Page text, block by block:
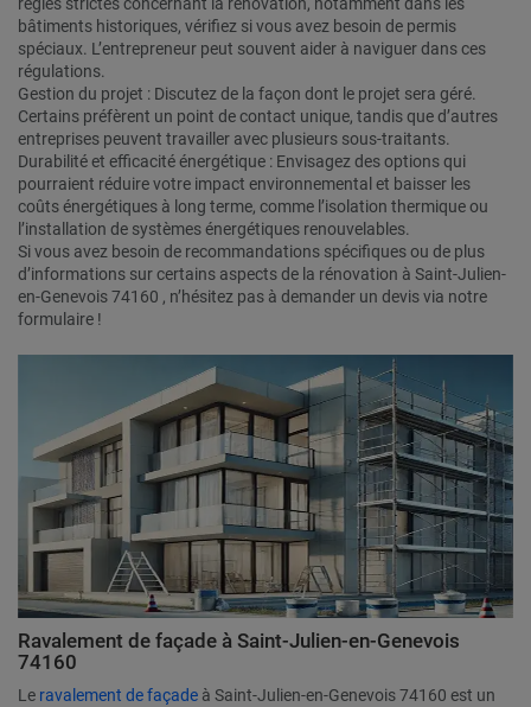
bâtiments historiques, vérifiez si vous avez besoin de permis
spéciaux. L’entrepreneur peut souvent aider à naviguer dans ces
régulations.
Gestion du projet : Discutez de la façon dont le projet sera géré.
Certains préfèrent un point de contact unique, tandis que d’autres
entreprises peuvent travailler avec plusieurs sous-traitants.
Durabilité et efficacité énergétique : Envisagez des options qui
pourraient réduire votre impact environnemental et baisser les
coûts énergétiques à long terme, comme l’isolation thermique ou
l’installation de systèmes énergétiques renouvelables.
Si vous avez besoin de recommandations spécifiques ou de plus
d’informations sur certains aspects de la rénovation à Saint-Julien-
en-Genevois 74160 , n’hésitez pas à demander un devis via notre
formulaire !
Ravalement de façade à Saint-Julien-en-Genevois
74160
Le ravalement de façade à Saint-Julien-en-Genevois 74160 est un